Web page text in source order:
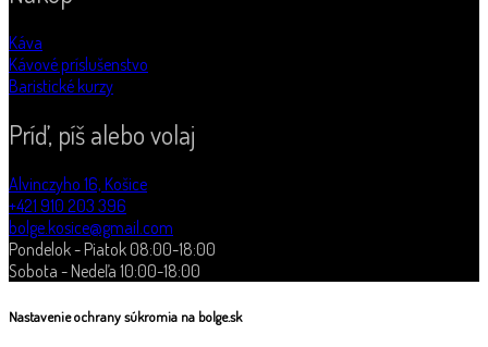
Káva
Kávové príslušenstvo
Baristické kurzy
Príď, píš alebo volaj
Alvinczyho 16, Košice
+421 910 203 396
bolge.kosice@gmail.com
Pondelok - Piatok 08:00-18:00
Sobota - Nedeľa 10:00-18:00
Nastavenie ochrany súkromia na bolge.sk